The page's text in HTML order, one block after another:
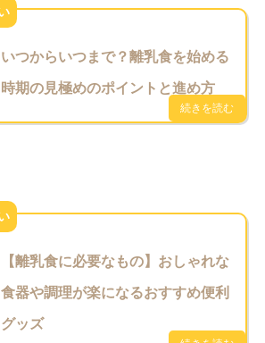
いつからいつまで？離乳食を始める
時期の見極めのポイントと進め方
【離乳食に必要なもの】おしゃれな
食器や調理が楽になるおすすめ便利
グッズ